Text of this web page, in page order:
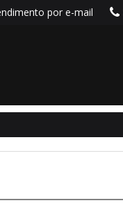
por e-mail